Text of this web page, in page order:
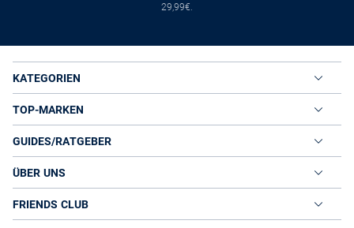
29,99€.
KATEGORIEN
TOP-MARKEN
GUIDES/RATGEBER
ÜBER UNS
FRIENDS CLUB